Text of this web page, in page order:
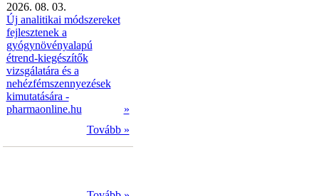
2026. 08. 03.
Új analitikai módszereket
fejlesztenek a
gyógynövényalapú
étrend-kiegészítők
vizsgálatára és a
nehézfémszennyezések
kimutatására -
pharmaonline.hu
»
Tovább »